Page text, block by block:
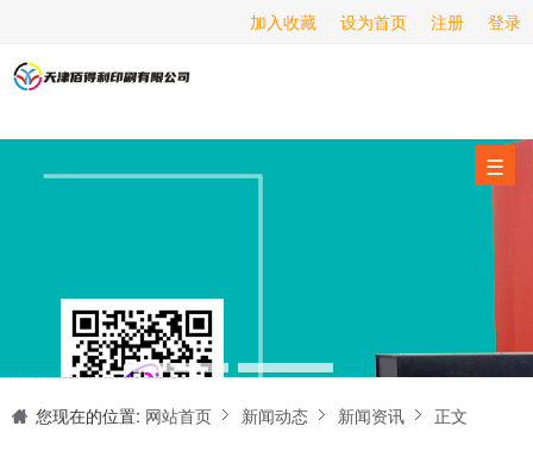
登录
注册
设为首页
加入收藏
☰
海报印刷
服务项目
新闻动态
关于我们
联系我们
您现在的位置: 网站首页 新闻动态 新闻资讯 正文